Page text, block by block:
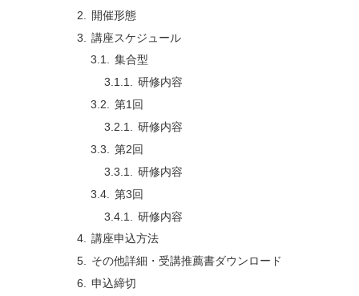
開催形態
講座スケジュール
集合型
研修内容
第1回
研修内容
第2回
研修内容
第3回
研修内容
講座申込方法
その他詳細・受講推薦書ダウンロード
申込締切